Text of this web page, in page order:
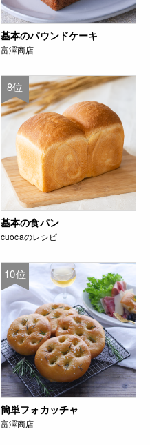
基本のパウンドケーキ
富澤商店
8位
基本の食パン
cuocaのレシピ
10位
簡単フォカッチャ
富澤商店